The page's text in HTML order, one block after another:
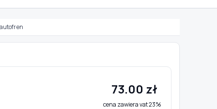
73.00 zł
cena zawiera vat 23%